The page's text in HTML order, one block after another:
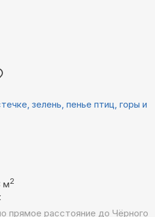
зелень, пенье птиц, горы и
м2
прямое расстояние до Чёрного